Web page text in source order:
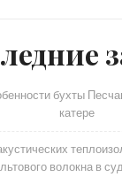
бухты
катере
волокна в